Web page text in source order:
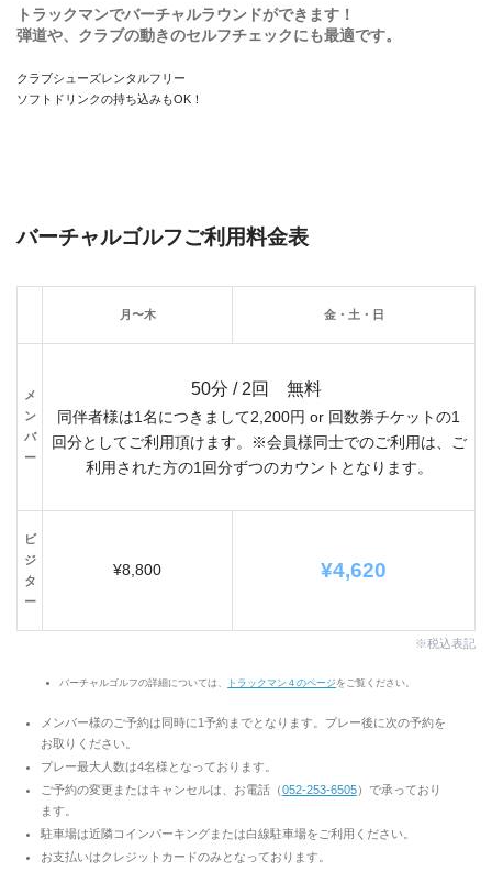
トラックマンでバーチャルラウンドができます！
弾道や、クラブの動きのセルフチェックにも最適です。
クラブシューズレンタルフリー
ソフトドリンクの持ち込みもOK！
バーチャルゴルフご利用料金表
月〜木 金・土・日
メ
ン
バ
ー
50分 / 2回 無料
同伴者様は1名につきまして2,200円 or 回数券チケットの1
回分としてご利用頂けます。※会員様同士でのご利用は、ご
利用された方の1回分ずつのカウントとなります。
ビ
ジ
タ
ー
¥8,800 ¥4,620
※税込表記
バーチャルゴルフの詳細については、 トラックマン４のページをご覧ください。
メンバー様のご予約は同時に1予約までとなります。プレー後に次の予約を
お取りください。
プレー最大人数は4名様となっております。
ご予約の変更またはキャンセルは、お電話（052-253-6505）で承っており
ます。
駐車場は近隣コインパーキングまたは白線駐車場をご利用ください。
お支払いはクレジットカードのみとなっております。